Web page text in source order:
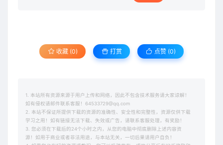
收藏 (0) 打赏 点赞 (0)
1. 本站所有资源来源于用户上传和网络，因此不包含技术服务请大家谅解！
如有侵权请邮件联系客服！64533729@qq.com
2. 本站不保证所提供下载的资源的准确性、安全性和完整性，资源仅供下载
学习之用！如有链接无法下载、失效或广告，请联系客服处理，有奖励！
3. 您必须在下载后的24个小时之内，从您的电脑中彻底删除上述内容资
源！如用于商业或者非法用途，与本站无关，一切后果请用户自负！